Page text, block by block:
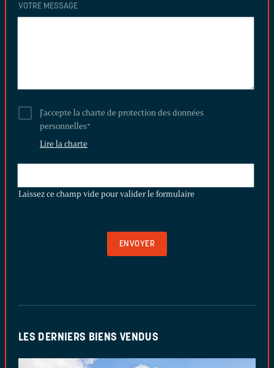
VOTRE MESSAGE
J'accepte la charte de protection des données
personnelles*
Lire la charte
CHAMP
Laissez ce champ vide pour valider le formulaire
LES DERNIERS BIENS VENDUS